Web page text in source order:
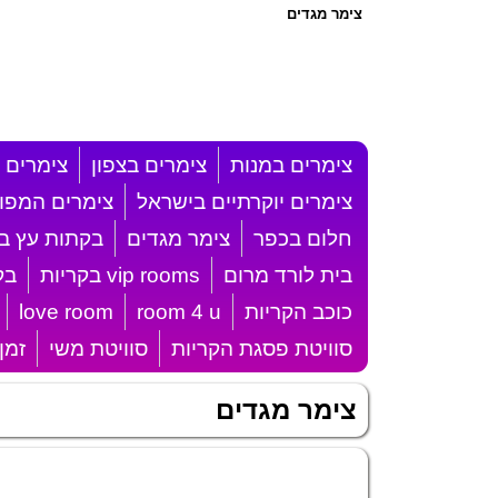
צימר מגדים
צימרים במנות צימרים בצפון
צימרים
צימרים יוקרתיים בישראל
צימרים
חלום בכפר
צימר מגדים
בקתות עץ
בית לורד מרום
vip rooms בקריות
כוכב הקריות
room 4 u
love room
סוויטת פסגת הקריות
סוויטת משי
צימר מגדים